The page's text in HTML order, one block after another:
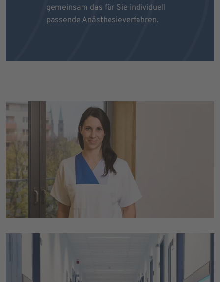
gemeinsam das für Sie individuell
passende Anästhesieverfahren.